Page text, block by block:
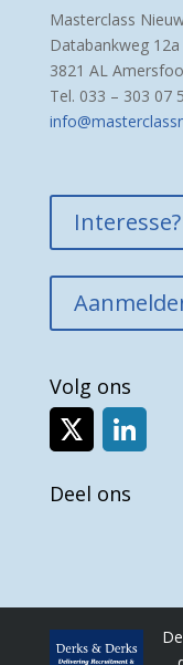
Masterclass
Databankweg 12a
3821 AL
Tel. 033 – 303 07
Interesse?
Volg ons
Deel ons